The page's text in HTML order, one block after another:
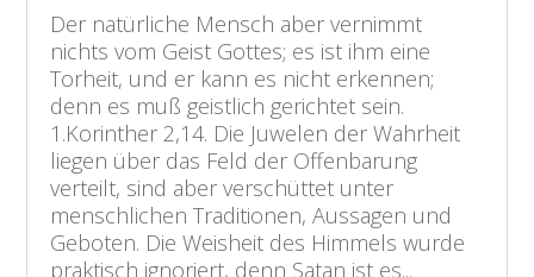
Der natürliche Mensch aber vernimmt
nichts vom Geist Gottes; es ist ihm eine
Torheit, und er kann es nicht erkennen;
denn es muß geistlich gerichtet sein.
1.Korinther 2,14. Die Juwelen der Wahrheit
liegen über das Feld der Offenbarung
verteilt, sind aber verschüttet unter
menschlichen Traditionen, Aussagen und
Geboten. Die Weisheit des Himmels wurde
praktisch ignoriert, denn Satan ist es...